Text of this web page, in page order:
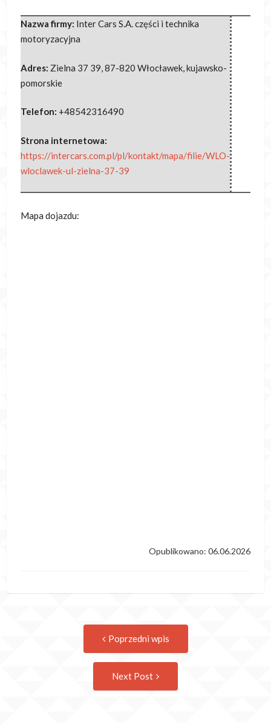
Nazwa firmy: Inter Cars S.A. części i technika
motoryzacyjna
Adres: Zielna 37 39 87-820 Włocławek, kujawsko-
pomorskie
Telefon: +48542316490
Strona internetowa:
https://intercars.com.pl/pl/kontakt/mapa/filie/WLO-
wloclawek-ul-zielna-37-39
Mapa dojazdu:
Opublikowano: 06.06.2026
navigation
Poprzedni wpis
Next Post